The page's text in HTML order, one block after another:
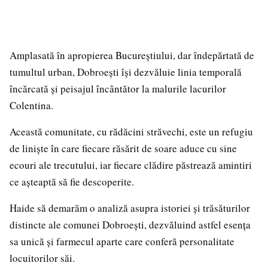
Amplasată în apropierea Bucureștiului, dar îndepărtată de
tumultul urban, Dobroești își dezvăluie linia temporală
încărcată și peisajul încântător la malurile lacurilor
Colentina.
Această comunitate, cu rădăcini străvechi, este un refugiu
de liniște în care fiecare răsărit de soare aduce cu sine
ecouri ale trecutului, iar fiecare clădire păstrează amintiri
ce așteaptă să fie descoperite.
Haide să demarăm o analiză asupra istoriei și trăsăturilor
distincte ale comunei Dobroești, dezvăluind astfel esența
sa unică și farmecul aparte care conferă personalitate
locuitorilor săi.